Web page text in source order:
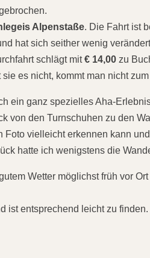
Alpenstaße. Die Fahrt ist
hat sich seither wenig
schlägt mit€ 14,00 zu
es nicht, kommt man nicht
ein ganz spezielles Aha-
von den Turnschuhen zu den
Foto vielleicht erkennen kann
hatte ich wenigstens die
Wetter möglichst früh vor
ist entsprechend leicht zu finden.